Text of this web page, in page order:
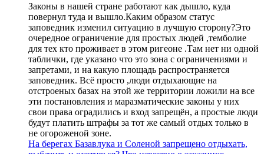
Законы в нашей стране работают как дышло, куда
повернул туда и вышло.Каким образом статус
заповедник изменил ситуацию в лучшую сторону?Это
очередное ограничение для простых людей ,темболие
для тех кто проживает в этом ригеоне .Там нет ни одной
таблички, где указано что это зона с ограничениями и
запретами, и на какую площадь распространяется
заповедник. Всё просто ,люди отдыхающие на
отстроеных базах на этой же территории ложили на все
эти постановления и маразматические законы у них
свои права оградились и вход запрещён, а простые люди
будут платить штрафы за тот же самый отдых только в
не огороженой зоне.
На берегах Базавлука и Соленой запрещено отдыхать,